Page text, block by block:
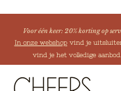
Voor één keer: 20% korting op
In onze webshopvind je
vind je het volledige